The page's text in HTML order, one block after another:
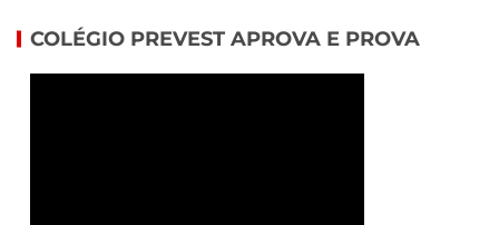
COLÉGIO PREVEST APROVA E PROVA